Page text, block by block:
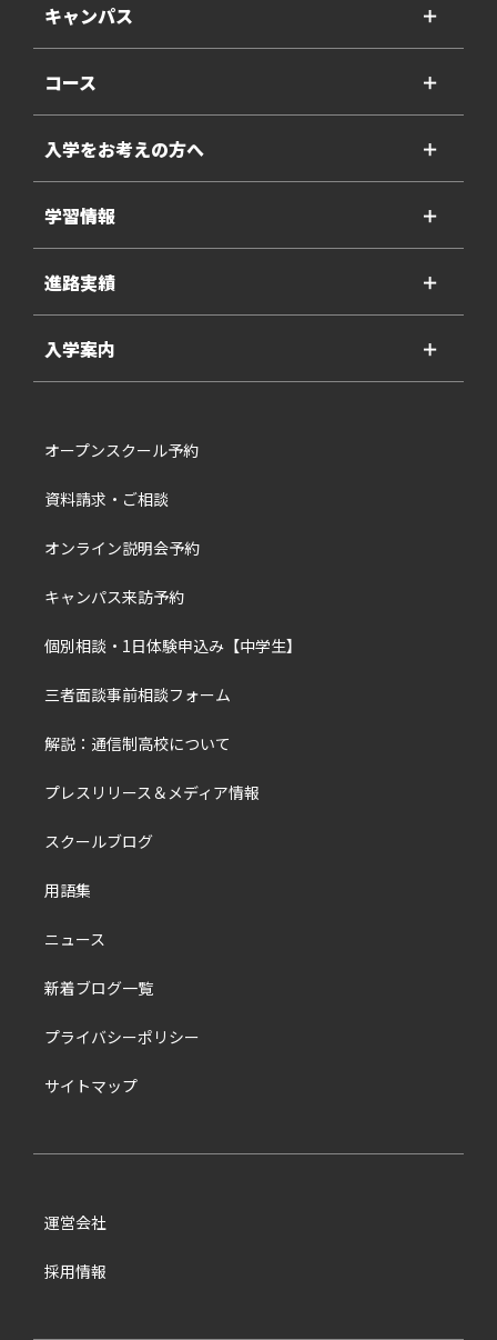
キャンパス ＋
コース ＋
入学をお考えの方へ ＋
学習情報 ＋
進路実績 ＋
入学案内 ＋
オープンスクール予約
資料請求・ご相談
オンライン説明会予約
キャンパス来訪予約
個別相談・1日体験申込み【中学生】
三者面談事前相談フォーム
解説：通信制高校について
プレスリリース＆メディア情報
スクールブログ
用語集
ニュース
新着ブログ一覧
プライバシーポリシー
サイトマップ
運営会社
採用情報